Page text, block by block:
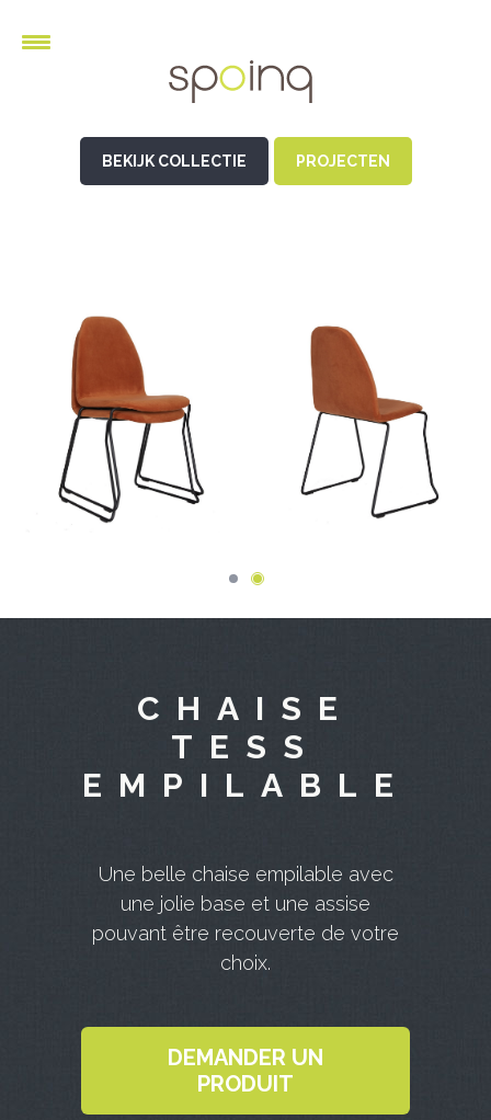
BEKIJK COLLECTIE PROJECTEN
CHAISE
TESS
EMPILABLE
Une belle chaise empilable avec
une jolie base et une assise
pouvant être recouverte de votre
choix.
DEMANDER UN
PRODUIT